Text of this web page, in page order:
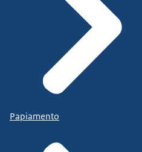
Papiamento